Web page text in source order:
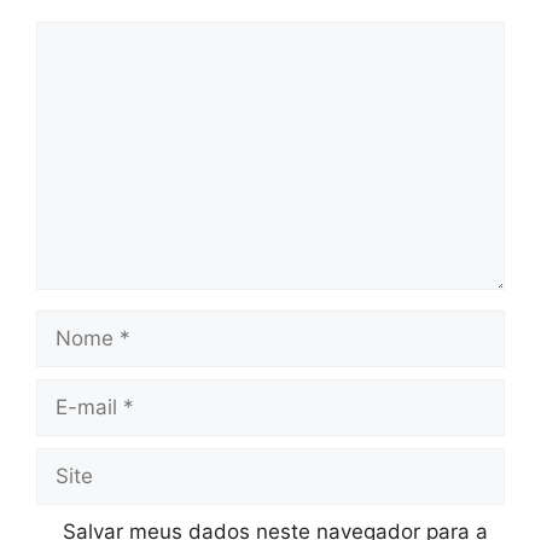
Nome
Site
Salvar meus dados neste navegador para a